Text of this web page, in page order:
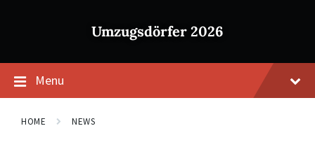
Umzugsdörfer 2026
Menu
HOME NEWS